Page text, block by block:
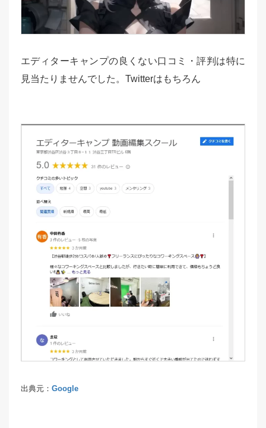
エディターキャンプの良くない口コミ・評判は特に
見当たりませんでした。Twitterはもちろん
出典元： Google